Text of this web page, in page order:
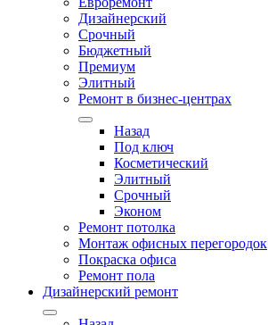
Дизайнерский
Срочный
Бюджетный
Премиум
Элитный
Ремонт в бизнес-центрах
Назад
Под ключ
Косметический
Элитный
Срочный
Эконом
Ремонт потолка
Монтаж офисных перегородок
Покраска офиса
Ремонт пола
Дизайнерский ремонт